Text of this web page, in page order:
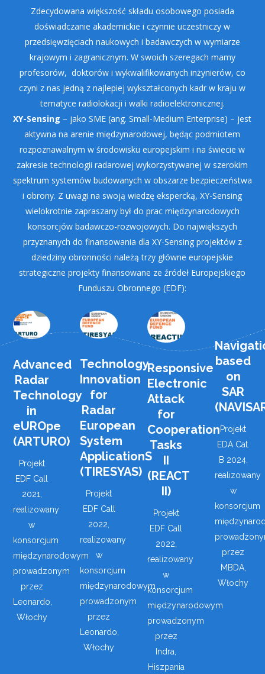
Zdecydowana większość składu osobowego posiada
doświadczanie akademickie i czynnie uczestniczy w
przedsięwzięciach naukowych i badawczych w wymiarze
krajowym i zagranicznym. W swoich szeregach mamy
profesorów, doktorów i wykwalifikowanych inżynierów, co
czyni z nas jedną z najlepiej wykształconych kadr w kraju w
tematyce radiolokacji i walki radioelektronicznej.
XY-Sensing – jako SME (ang. Small-Medium Enterprise) – jest
aktywna na arenie międzynarodowej, będąc podmiotem
rozpoznawalnym w środowisku europejskim i na świecie w
zakresie technologii radarowej wykorzystywanej w szerokim
spektrum systemów budowanych w obszarze bezpieczeństwa
i obrony. Z uwagi na swoją wiedzę ekspercką, XY-Sensing
wielokrotnie zapraszany był do prac międzynarodowych
konsorcjów badawczo-rozwojowych. Do największych
przyznanych do finansowania dla XY-Sensing projektów z
dziedziny obronności należą trzy główne europejskie
strategiczne projekty finansowane ze źródeł Europejskiego
Funduszu Obronnego (EDF):
Advanced
Radar
Technology
in
eUROpe
(ARTURO)
Projekt
EDF Call
2021,
realizowany
w
konsorcjum
międzynarodowym
prowadzonym
przez
Leonardo,
Włochy
Technology
Innovation
for
Radar
European
System
ApplicationS
(TIRESYAS)
Projekt
EDF Call
2022,
realizowany
w
konsorcjum
międzynarodowym
prowadzonym
przez
Leonardo,
Włochy
Responsive
Electronic
Attack
for
Cooperation
Tasks
II
(REACT
II)
Projekt
EDF Call
2022,
realizowany
w
konsorcjum
międzynarodowym
prowadzonym
przez
Indra,
Hiszpania
based
on
SAR
Projekt
EDA Cat.
B 2024,
realizowany
w
konsorcjum
przez
MBDA,
Włochy